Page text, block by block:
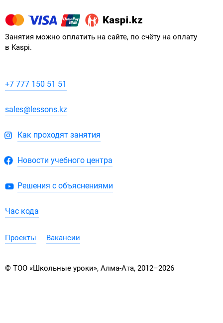
Занятия можно оплатить на сайте, по счёту на оплату
в Kaspi.
+7 777 150 51 51
sales@lessons.kz
Как проходят занятия
Новости учебного центра
Решения с объяснениями
Час кода
Проекты Вакансии
© ТОО «Школьные уроки», Алма-Ата, 2012–2026